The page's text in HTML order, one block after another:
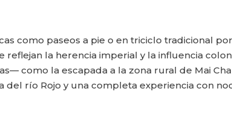
como paseos a pie o en triciclo tradicional
la herencia imperial y la influencia
como la escapada a la zona rural de Mai
del río Rojo y una completa experiencia con